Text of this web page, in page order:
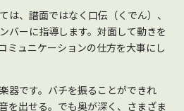
は、譜面ではなく口伝（くでん）、
バーに指導します。対面して動きを
ミュニケーションの仕方を大事にし
器です。バチを振ることができれ
を出せる。でも奥が深く、さまざま